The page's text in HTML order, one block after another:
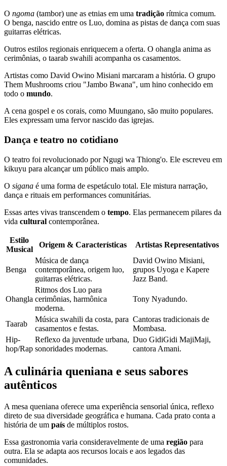
O ngoma (tambor) une as etnias em uma tradição rítmica comum.
O benga, nascido entre os Luo, domina as pistas de dança com suas
guitarras elétricas.
Outros estilos regionais enriquecem a oferta. O ohangla anima as
cerimônias, o taarab swahili acompanha os casamentos.
Artistas como David Owino Misiani marcaram a história. O grupo
Them Mushrooms criou "Jambo Bwana", um hino conhecido em
todo o mundo.
A cena gospel e os corais, como Muungano, são muito populares.
Eles expressam uma fervor nascido das igrejas.
Dança e teatro no cotidiano
O teatro foi revolucionado por Ngugi wa Thiong'o. Ele escreveu em
kikuyu para alcançar um público mais amplo.
O sigana é uma forma de espetáculo total. Ele mistura narração,
dança e rituais em performances comunitárias.
Essas artes vivas transcendem o tempo. Elas permanecem pilares da
vida cultural contemporânea.
Estilo
Musical
Origem & Características Artistas Representativos
Benga
Música de dança
contemporânea, origem luo,
guitarras elétricas.
David Owino Misiani,
grupos Uyoga e Kapere
Jazz Band.
Ohangla
Ritmos dos Luo para
cerimônias, harmônica
moderna.
Tony Nyadundo.
Taarab
Música swahili da costa, para
casamentos e festas.
Cantoras tradicionais de
Mombasa.
Hip-
hop/Rap
Reflexo da juventude urbana,
sonoridades modernas.
Duo GidiGidi MajiMaji,
cantora Amani.
A culinária queniana e seus sabores
autênticos
A mesa queniana oferece uma experiência sensorial única, reflexo
direto de sua diversidade geográfica e humana. Cada prato conta a
história de um país de múltiplos rostos.
Essa gastronomia varia consideravelmente de uma região para
outra. Ela se adapta aos recursos locais e aos legados das
comunidades.